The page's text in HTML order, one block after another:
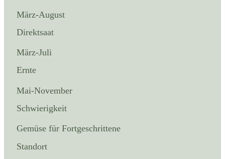
März-August
Direktsaat
März-Juli
Ernte
Mai-November
Schwierigkeit
Gemüse für Fortgeschrittene
Standort